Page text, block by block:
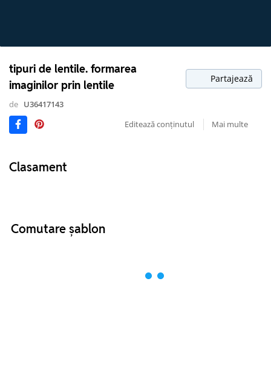
tipuri de lentile. formarea
imaginilor prin lentile
Partajează
de U36417143
Editează conținutul
Mai multe
Clasament
Comutare șablon